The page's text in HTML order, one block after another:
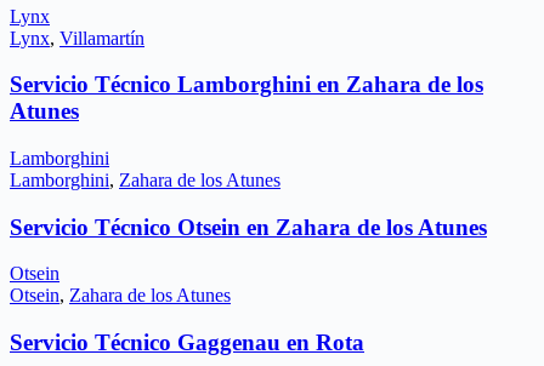
Lynx
Lynx, Villamartín
Servicio Técnico Lamborghini en Zahara de los
Atunes
Lamborghini
Lamborghini, Zahara de los Atunes
Servicio Técnico Otsein en Zahara de los Atunes
Otsein
Otsein, Zahara de los Atunes
Servicio Técnico Gaggenau en Rota